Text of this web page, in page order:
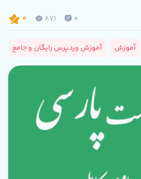
0
871
0
آموزش آموزش وردپرس رایگان و جامع